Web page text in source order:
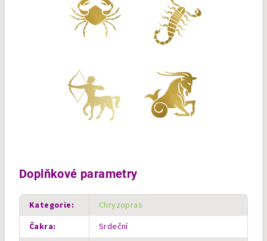
Doplňkové parametry
Kategorie:
Chryzopras
Čakra:
Srdeční